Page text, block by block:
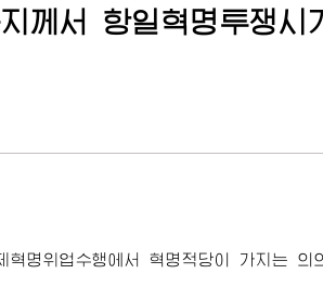
께서
항일혁명투쟁
혁명위업수행에서 혁명적당이 가지는